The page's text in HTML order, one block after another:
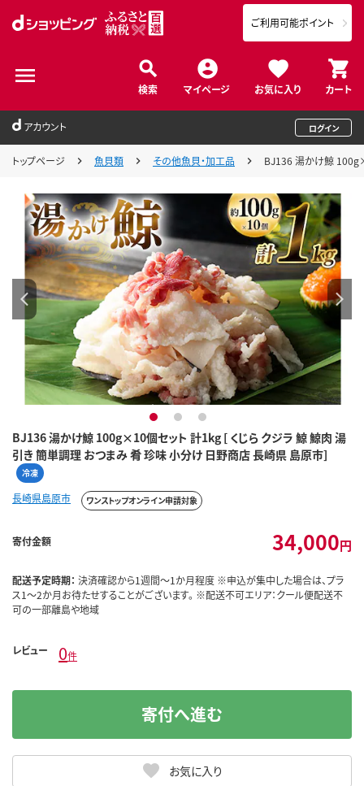
検索 マイページ お気に入り カート
ご利用可能ポイント
アカウント ログイン
トップページ 魚貝類 その他魚貝・加工品 BJ136 湯かけ鯨
BJ136 湯かけ鯨 100g×10個セット 計1kg [ くじら クジラ 鯨 鯨肉 湯
引き 簡単調理 おつまみ 肴 珍味 小分け 日野商店 長崎県 島原市]
冷凍
1 2 3
長崎県島原市 ワンストップオンライン申請対象
寄付金額 34,000円
配送予定時期： 決済確認から1週間～1か月程度 ※申込が集中した場合は、プラ
ス1～2か月お待たせすることがございます。 ※配送不可エリア：クール便配送不
可の一部離島や地域
レビュー 0件
お気に入り
寄付へ進む